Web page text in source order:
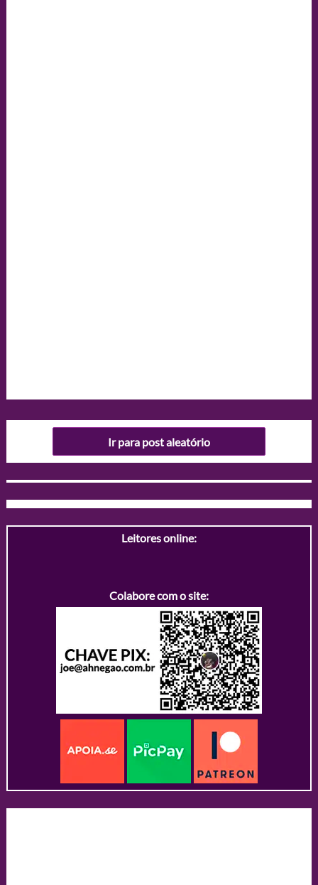
Ir para post aleatório
Leitores online:
Colabore com o site: